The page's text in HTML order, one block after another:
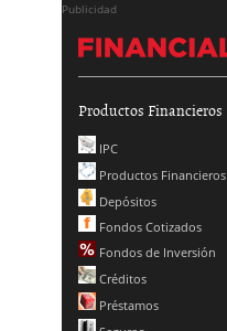
Publicidad
Productos Financieros
IPC
Productos Financieros
Depósitos
Fondos Cotizados
Fondos de Inversión
Créditos
Préstamos